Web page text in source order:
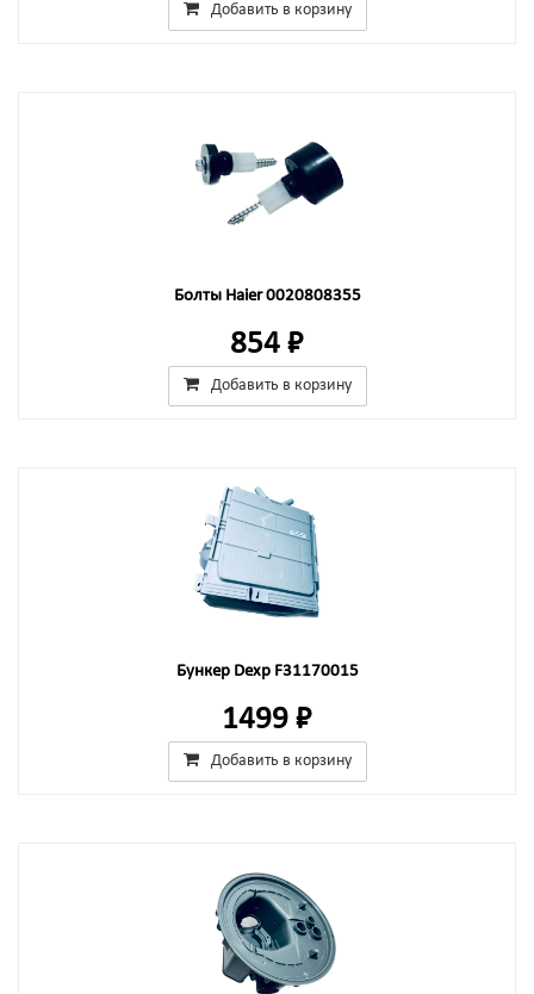
Добавить в корзину
Болты Haier 0020808355
854 ₽
Добавить в корзину
Бункер Dexp F31170015
1499 ₽
Добавить в корзину